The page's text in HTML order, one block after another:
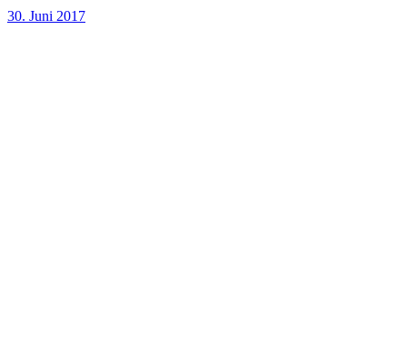
30. Juni 2017